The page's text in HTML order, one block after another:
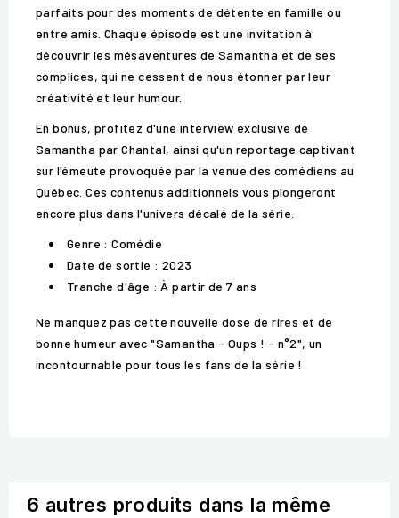
parfaits pour des moments de détente en famille ou
entre amis. Chaque épisode est une invitation à
découvrir les mésaventures de Samantha et de ses
complices, qui ne cessent de nous étonner par leur
créativité et leur humour.
En bonus, profitez d'une interview exclusive de
Samantha par Chantal, ainsi qu'un reportage captivant
sur l'émeute provoquée par la venue des comédiens au
Québec. Ces contenus additionnels vous plongeront
encore plus dans l'univers décalé de la série.
Genre : Comédie
Date de sortie : 2023
Tranche d'âge : À partir de 7 ans
Ne manquez pas cette nouvelle dose de rires et de
bonne humeur avec "Samantha - Oups ! - n°2", un
incontournable pour tous les fans de la série !
6 autres produits dans la même